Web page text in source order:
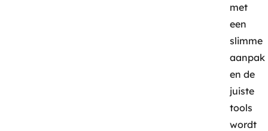
met
een
slimme
aanpak
en de
juiste
tools
wordt